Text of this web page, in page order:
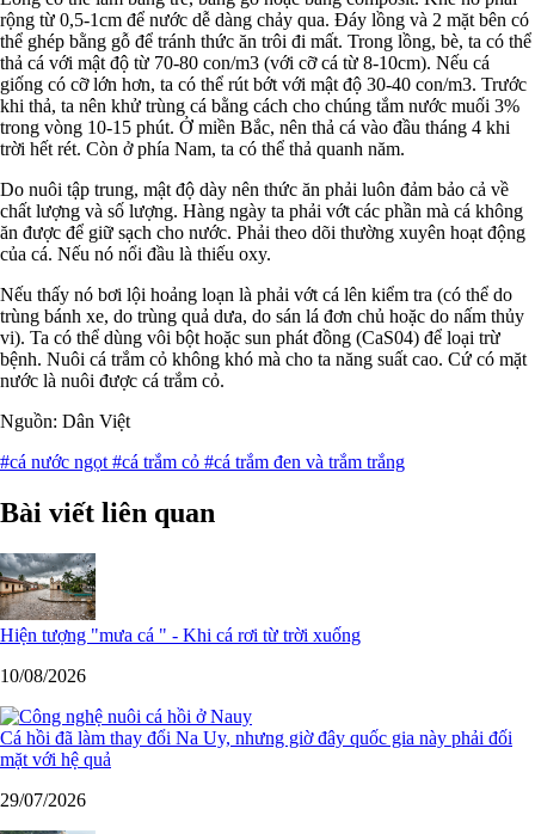
rộng từ 0,5-1cm để nước dễ dàng chảy qua. Đáy lồng và 2 mặt bên có
thể ghép bằng gỗ để tránh thức ăn trôi đi mất. Trong lồng, bè, ta có thể
thả cá với mật độ từ 70-80 con/m3 (với cỡ cá từ 8-10cm). Nếu cá
giống có cỡ lớn hơn, ta có thể rút bớt với mật độ 30-40 con/m3. Trước
khi thả, ta nên khử trùng cá bằng cách cho chúng tắm nước muối 3%
trong vòng 10-15 phút. Ở miền Bắc, nên thả cá vào đầu tháng 4 khi
trời hết rét. Còn ở phía Nam, ta có thể thả quanh năm.
Do nuôi tập trung, mật độ dày nên thức ăn phải luôn đảm bảo cả về
chất lượng và số lượng. Hàng ngày ta phải vớt các phần mà cá không
ăn được để giữ sạch cho nước. Phải theo dõi thường xuyên hoạt động
của cá. Nếu nó nổi đầu là thiếu oxy.
Nếu thấy nó bơi lội hoảng loạn là phải vớt cá lên kiểm tra (có thể do
trùng bánh xe, do trùng quả dưa, do sán lá đơn chủ hoặc do nấm thủy
vi). Ta có thể dùng vôi bột hoặc sun phát đồng (CaS04) để loại trừ
bệnh. Nuôi cá trắm cỏ không khó mà cho ta năng suất cao. Cứ có mặt
nước là nuôi được cá trắm cỏ.
Nguồn: Dân Việt
#cá nước ngọt #cá trắm cỏ #cá trắm đen và trắm trắng
Bài viết liên quan
Hiện tượng "mưa cá " - Khi cá rơi từ trời xuống
10/08/2026
Cá hồi đã làm thay đổi Na Uy, nhưng giờ đây quốc gia này phải đối
mặt với hệ quả
29/07/2026